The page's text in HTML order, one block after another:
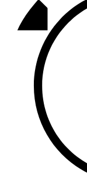
107,1
Балык
104,9
Баулы
107,5
Биләр